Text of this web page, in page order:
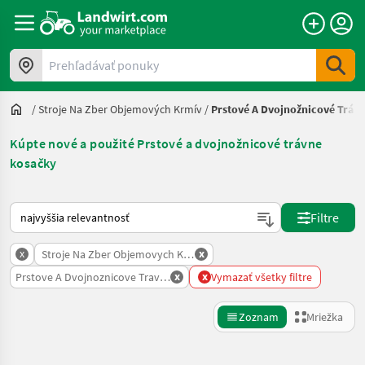
Prehľadávať ponuky
/Stroje Na Zber Objemových Krmív / Prstové A Dvojnožnicové
Kúpte nové a použité Prstové a dvojnožnicové trávne
kosačky
Takto sa vykonáva triedenie na Landwirt.com
Filtre
x Stroje Na Zber Objemovych Krmiv
x
Prstove A Dvojnoznicove Travne Kosacky
x x Vymazať všetky filtre
Zoznam Mriežka